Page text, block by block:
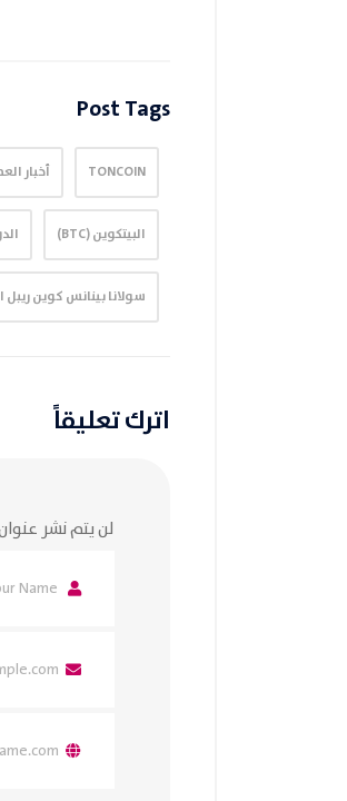
Post Tags
TONCOIN أخبار
البيتكوين (BTC)
سولانا بينانس كوين ريبل
اترك تعليقاً
لن يتم نشر